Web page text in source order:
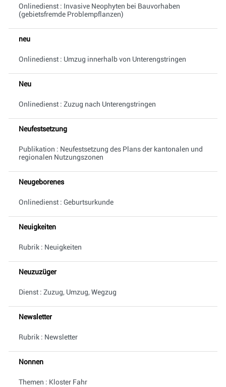
Onlinedienst : Invasive Neophyten bei Bauvorhaben
(gebietsfremde Problempflanzen)
neu
Onlinedienst : Umzug innerhalb von Unterengstringen
Neu
Onlinedienst : Zuzug nach Unterengstringen
Neufestsetzung
Publikation : Neufestsetzung des Plans der kantonalen und
regionalen Nutzungszonen
Neugeborenes
Onlinedienst : Geburtsurkunde
Neuigkeiten
Rubrik : Neuigkeiten
Neuzuzüger
Dienst : Zuzug, Umzug, Wegzug
Newsletter
Rubrik : Newsletter
Nonnen
Themen : Kloster Fahr